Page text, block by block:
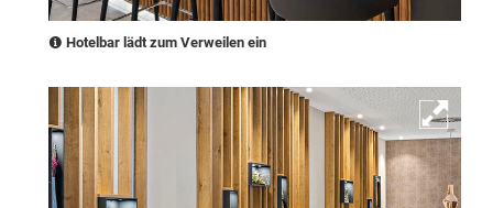
Hotelbar lädt zum Verweilen ein